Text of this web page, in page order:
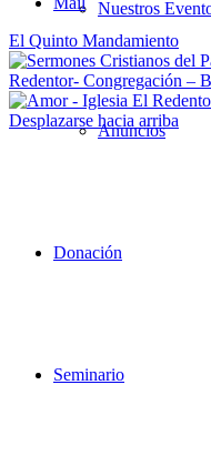
Nuestros
Anuncios
Donación
Seminario
El Quinto Mandamiento
Desplazarse hacia arriba